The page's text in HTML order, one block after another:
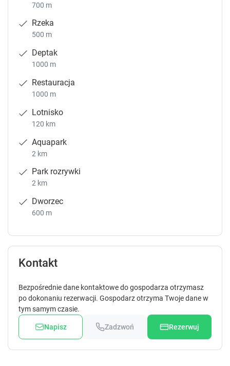
700 m
Rzeka
500 m
Deptak
1000 m
Restauracja
1000 m
Lotnisko
120 km
Aquapark
2 km
Park rozrywki
2 km
Dworzec
600 m
Kontakt
Bezpośrednie dane kontaktowe do gospodarza otrzymasz
po dokonaniu rezerwacji. Gospodarz otrzyma Twoje dane w
tym samym czasie.
Napisz Zadzwoń Rezerwuj